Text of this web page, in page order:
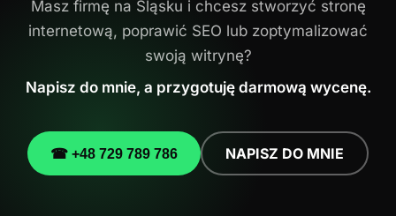
Masz firmę na Śląsku i chcesz stworzyć stronę
internetową, poprawić SEO lub zoptymalizować
swoją witrynę?
Napisz do mnie, a przygotuję darmową wycenę.
☎ +48 729 789 786 NAPISZ DO MNIE